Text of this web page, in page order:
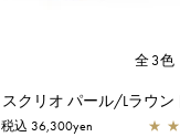
全3色
税込 36,300yen ★ ★